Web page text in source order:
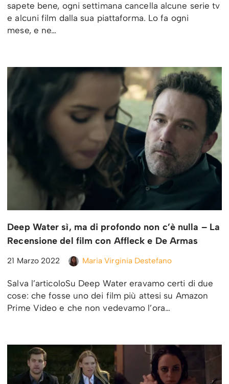
sapete bene, ogni settimana cancella alcune serie tv
e alcuni film dalla sua piattaforma. Lo fa ogni
mese, e ne…
Deep Water sì, ma di profondo non c’è nulla – La
Recensione del film con Affleck e De Armas
21 Marzo 2022 Maria Virginia Destefano
Salva l’articoloSu Deep Water eravamo certi di due
cose: che fosse uno dei film più attesi su Amazon
Prime Video e che non vedevamo l’ora…